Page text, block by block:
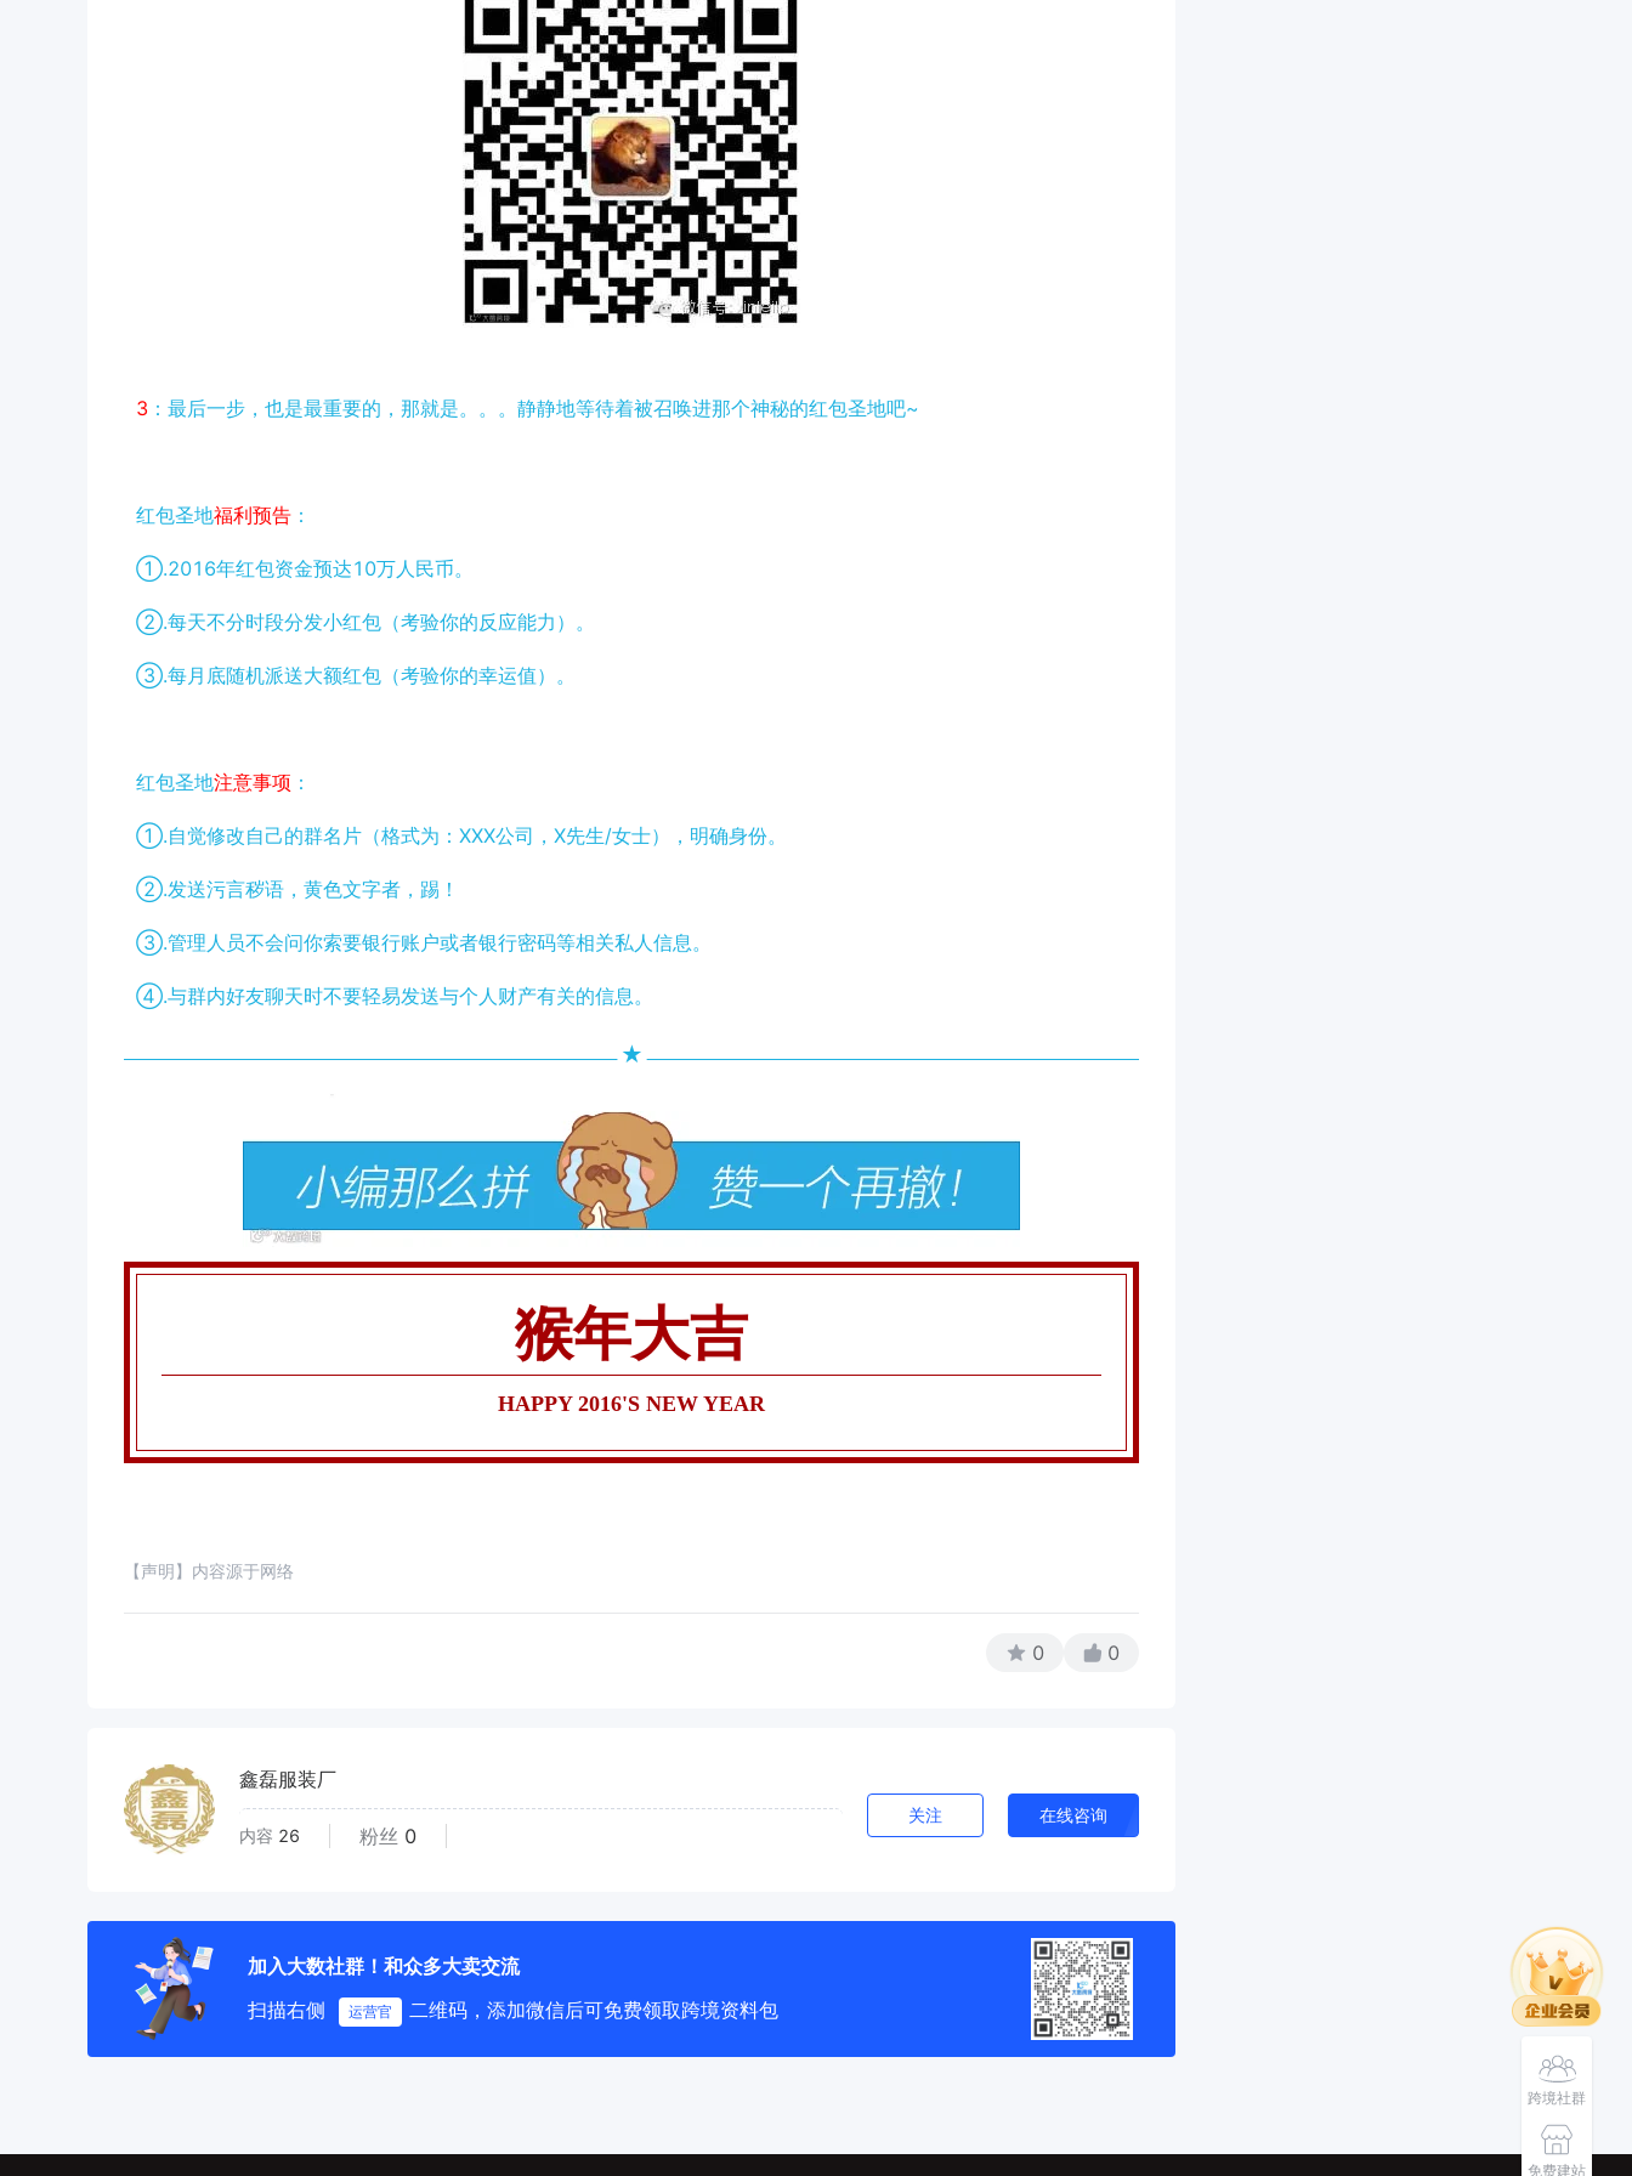
3 ：最后一步，也是最重要的，那就是。。。静静地等待着被召唤进那个神秘的红包圣地吧~
红包圣地福利预告 ：
①.2016年红包资金预达10万人民币。
②.每天不分时段分发小红包（考验你的反应能力）。
③.每月底随机派送大额红包（考验你的幸运值）。
红包圣地注意事项 ：
①.自觉修改自己的群名片（格式为：XXX公司，X先生/女士），明确身份。
②.发送污言秽语，黄色文字者，踢！
③.管理人员不会问你索要银行账户或者银行密码等相关私人信息。
④.与群内好友聊天时不要轻易发送与个人财产有关的信息。
★
猴年大吉
HAPPY 2016'S NEW YEAR
【声明】内容源于网络
0 0
鑫磊服装厂
内容 26 粉丝 0
关注 在线咨询
加入大数社群！和众多大卖交流
扫描右侧
运营官 二维码，添加微信后可免费领取跨境资料包
跨境社群
免费建站